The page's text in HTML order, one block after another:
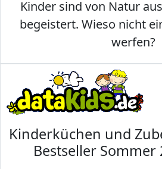
Kinder sind von Natur
begeistert. Wieso nicht
werfen?
Kinderküchen und
Bestseller Sommer